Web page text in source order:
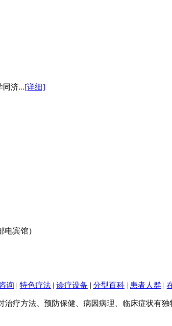
同济...[详细]
宾馆）
询 | 特色疗法 | 诊疗设备 | 分型百科 | 患者人群 |
疗方法、预防保健、病因病理、临床症状有独